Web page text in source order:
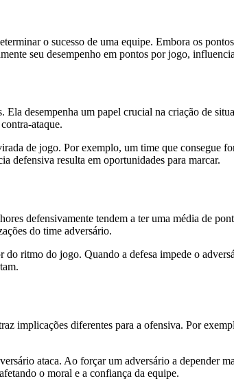
o sucesso de uma equipe. Embora os
seu desempenho em pontos por jogo,
desempenha um papel crucial na criação de
ataque.
de jogo. Por exemplo, um time que consegue
defensiva resulta em oportunidades para marcar.
defensivamente tendem a ter uma média de
do time adversário.
ritmo do jogo. Quando a defesa impede o
implicações diferentes para a ofensiva. Por
ataca. Ao forçar um adversário a depender
o moral e a confiança da equipe.